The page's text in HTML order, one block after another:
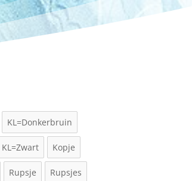
KL=Donkerbruin
KL=Zwart Kopje
Rupsje Rupsjes